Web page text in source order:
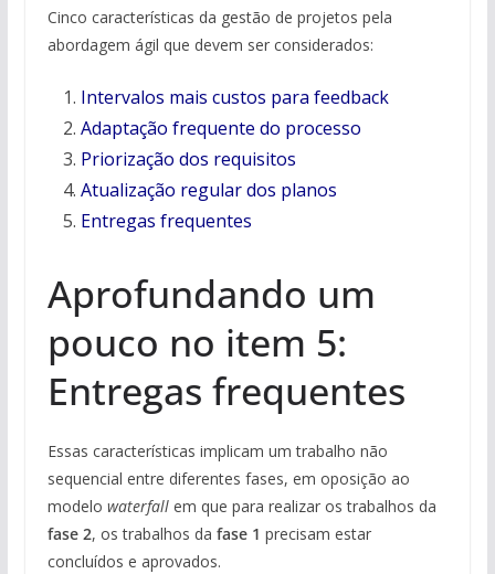
Cinco características da gestão de projetos pela
abordagem ágil que devem ser considerados:
Intervalos mais custos para feedback
Adaptação frequente do processo
Priorização dos requisitos
Atualização regular dos planos
Entregas frequentes
Aprofundando um
pouco no item 5:
Entregas frequentes
Essas características implicam um trabalho não
sequencial entre diferentes fases, em oposição ao
modelo waterfallem que para realizar os trabalhos da
fase 2, os trabalhos da fase 1 precisam estar
concluídos e aprovados.